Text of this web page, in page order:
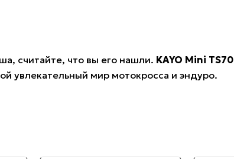
считайте, что вы его нашли. KAYO Mini TS70
увлекательный мир мотокросса и эндуро.